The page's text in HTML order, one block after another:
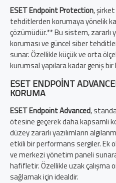
ESET Endpoint Protection, şirket
tehditlerden korumaya yönelik
çözümüdür.** Bu sistem, zararlı
koruması ve güncel siber
sunar. Özellikle küçük ve orta
kurumsal yapılara kadar geniş
ESET ENDPOINT
KORUMA
ESET Endpoint Advanced,
ötesine geçerek daha kapsamli
düzey zararlı yazılımların
etkili bir performans sergiler. Ek
ve merkezi yönetim paneli
hafifletir. Özellikle uzak çalışma
sağlamak için idealdir.